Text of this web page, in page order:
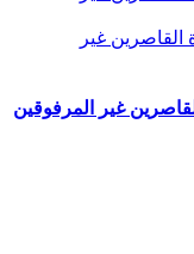
غير المرفوقين